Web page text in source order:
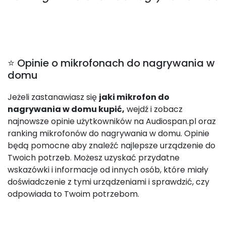
⭐ Opinie o mikrofonach do nagrywania w
domu
Jeżeli zastanawiasz się jaki mikrofon do
nagrywania w domu kupić, wejdź i zobacz
najnowsze opinie użytkowników na Audiospan.pl oraz
ranking mikrofonów do nagrywania w domu. Opinie
będą pomocne aby znaleźć najlepsze urządzenie do
Twoich potrzeb. Możesz uzyskać przydatne
wskazówki i informacje od innych osób, które miały
doświadczenie z tymi urządzeniami i sprawdzić, czy
odpowiada to Twoim potrzebom.